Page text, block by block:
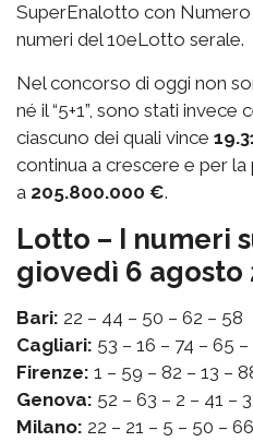
SuperEnalotto con
numeri del 10eLotto serale.
Nel concorso di oggi non
né il “5+1”, sono stati invece
ciascuno dei quali vince
continua a crescere e per
a 205.800.000 €.
Lotto – I numeri
giovedì 6 agosto
Bari: 22 – 44 – 50 – 62 – 58
Cagliari: 53 – 16 – 74 – 65 –
Firenze: 1 – 59 – 82 – 13 –
Genova: 52 – 63 – 2 – 41 –
Milano: 22 – 21 – 5 – 50 – 66